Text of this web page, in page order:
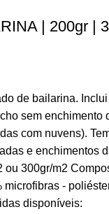
| 200gr |
de bailarina.
sem enchimento
com nuvens).
e enchimentos
ou 300gr/m2
microfibras -
disponíveis: